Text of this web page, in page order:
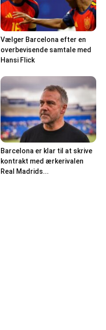
Vælger Barcelona efter en
overbevisende samtale med
Hansi Flick
Barcelona er klar til at skrive
kontrakt med ærkerivalen
Real Madrids...